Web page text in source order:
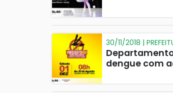
30/11/2018 |
dengue com